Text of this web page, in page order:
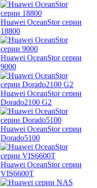
Huawei OceanStor серии
18800
Huawei OceanStor серии
9000
Huawei OceanStor серии
Dorado2100 G2
Huawei OceanStor серии
Dorado5100
Huawei OceanStor серии
VIS6600T